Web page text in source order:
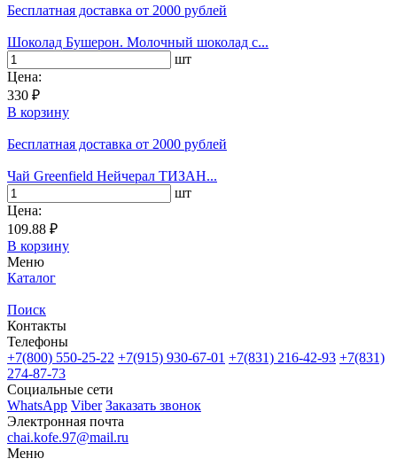
Бесплатная доставка от 2000 рублей
Шоколад Бушерон. Молочный шоколад с...
шт
Цена:
330 ₽
В корзину
Бесплатная доставка от 2000 рублей
Чай Greenfield Нейчерал ТИЗАН...
шт
Цена:
109.88 ₽
В корзину
Меню
Каталог
Поиск
Контакты
Телефоны
+7(800) 550-25-22 +7(915) 930-67-01 +7(831) 216-42-93 +7(831)
274-87-73
Социальные сети
WhatsApp Viber Заказать звонок
Электронная почта
chai.kofe.97@mail.ru
Меню